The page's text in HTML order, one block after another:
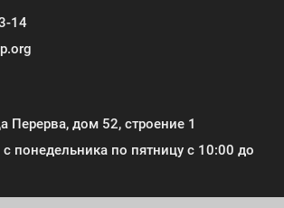
14
Перерва, дом 52, строение 1
понедельника по пятницу с 10:00 до